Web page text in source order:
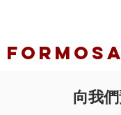
向我